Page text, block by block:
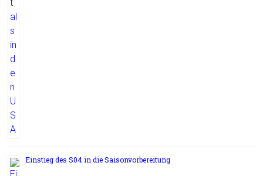
Einstieg des S04 in die Saisonvorbereitung